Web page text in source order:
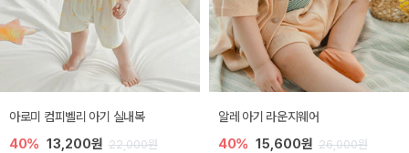
아로미 컴피벨리 아기 실내복
40% 13,200원 22,000원
알레 아기 라운지웨어
40% 15,600원 26,000원